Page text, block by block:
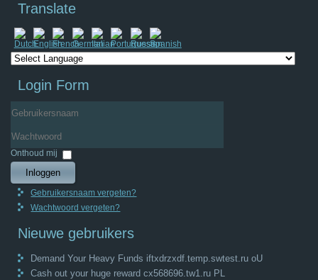
Translate
Login Form
Wachtwoord
Onthoud mij
Inloggen
Gebruikersnaam vergeten?
Wachtwoord vergeten?
Nieuwe gebruikers
Demand Your Heavy Funds iftxdrzxdf.temp.swtest.ru oU
Cash out your huge reward cx568696.tw1.ru PL